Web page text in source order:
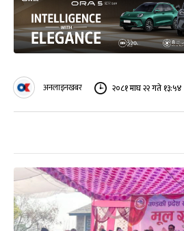
अनलाइनखबर २०८१ माघ २२ गते १३:५४